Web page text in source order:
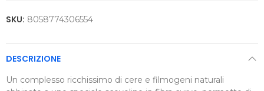
SKU: 8058774306554
DESCRIZIONE
Un complesso ricchissimo di cere e filmogeni naturali